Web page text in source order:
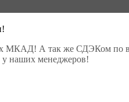
МКАД! А так же СДЭКом по
у наших менеджеров!